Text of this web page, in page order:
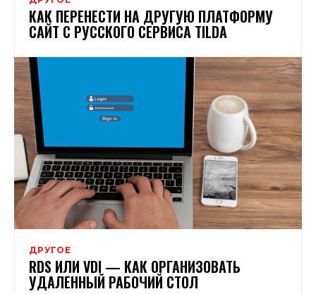
КАК ПЕРЕНЕСТИ НА ДРУГУЮ ПЛАТФОРМУ
САЙТ С РУССКОГО СЕРВИСА TILDA
ДРУГОЕ
RDS ИЛИ VDI — КАК ОРГАНИЗОВАТЬ
УДАЛЕННЫЙ РАБОЧИЙ СТОЛ